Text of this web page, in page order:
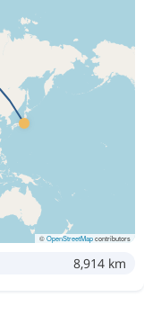
©OpenStreetMapcontributors
8,914 km